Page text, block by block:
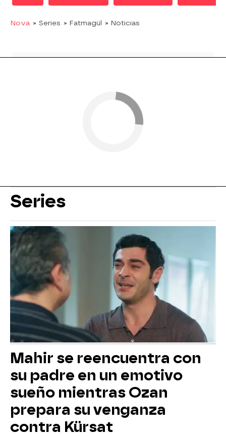
Nova » Series » Fatmagül » Noticias
Series
Mahir se reencuentra con
su padre en un emotivo
sueño mientras Ozan
prepara su venganza
contra Kürsat